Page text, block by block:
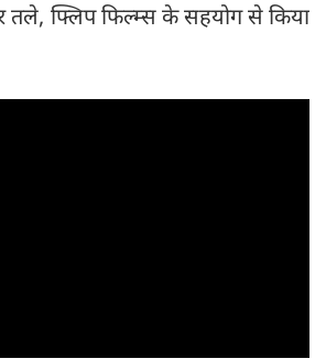
तले, फ्लिप फिल्म्स के सहयोग से किया